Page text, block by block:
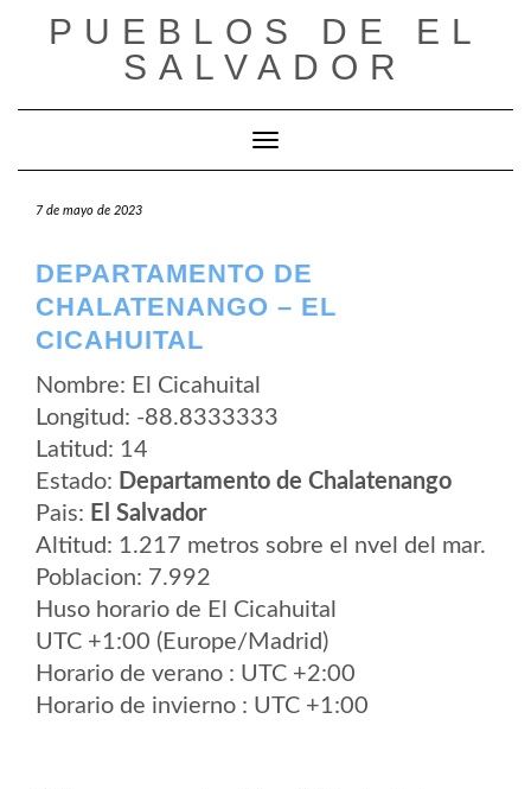
PUEBLOS DE EL
SALVADOR
Cambiar modo de navegación
7 de mayo de 2023
DEPARTAMENTO DE
CHALATENANGO – EL
CICAHUITAL
Nombre: El Cicahuital
Longitud: -88.8333333
Latitud: 14
Estado: Departamento de Chalatenango
Pais: El Salvador
Altitud: 1.217 metros sobre el nvel del mar.
Poblacion: 7.992
Huso horario de El Cicahuital
UTC +1:00 (Europe/Madrid)
Horario de verano : UTC +2:00
Horario de invierno : UTC +1:00